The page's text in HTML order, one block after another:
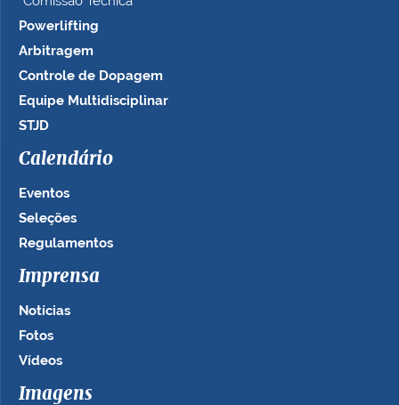
Powerlifting
Arbitragem
Controle de Dopagem
Equipe Multidisciplinar
STJD
Calendário
Eventos
Seleções
Regulamentos
Imprensa
Notícias
Fotos
Vídeos
Imagens